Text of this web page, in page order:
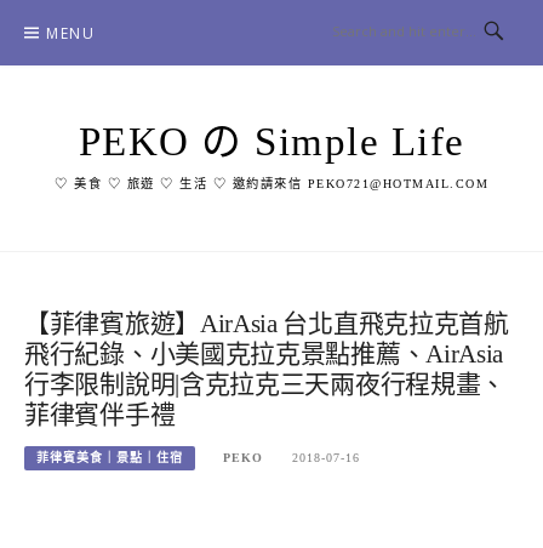
content
MENU
PEKO の Simple Life
♡ 美食 ♡ 旅遊 ♡ 生活 ♡ 邀約請來信 PEKO721@HOTMAIL.COM
【菲律賓旅遊】AirAsia 台北直飛克拉克首航
飛行紀錄、小美國克拉克景點推薦、AirAsia
行李限制說明|含克拉克三天兩夜行程規畫、
菲律賓伴手禮
菲律賓美食｜景點｜住宿 PEKO 2018-07-16